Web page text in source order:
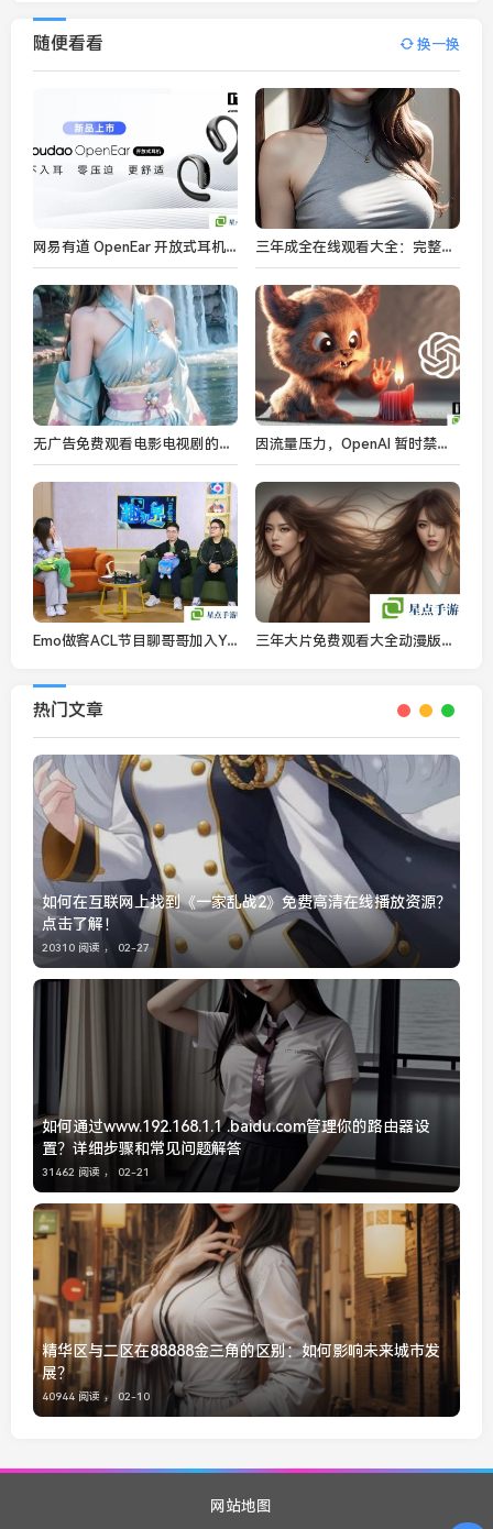
随便看看 换一换
网易有道 OpenEar 开放式耳机发布，269 元 三年成全在线观看大全：完整解锁三年成全电影资源，免费在线观看途径分析
无广告免费观看电影电视剧的最佳APP推荐 因流量压力，OpenAI 暂时禁用 Sora 新用户的视频生成功能
Emo做客ACL节目聊哥哥加入YB的起因 三年大片免费观看大全动漫版：2025年最新免费动漫影视资源推荐
热门文章
如何在互联网上找到《一家乱战2》免费高清在线播放资源？
点击了解！
20310 阅读 ， 02-27
如何通过www.192.168.1.1 .baidu.com管理你的路由器设
置？详细步骤和常见问题解答
31462 阅读 ， 02-21
精华区与二区在88888金三角的区别：如何影响未来城市发
展？
40944 阅读 ， 02-10
网站地图